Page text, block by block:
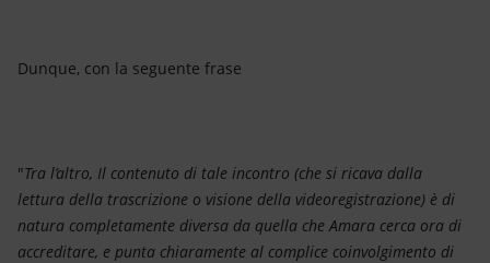
Dunque, con la seguente frase
"Tra l’altro, Il contenuto di tale incontro (che si ricava dalla
lettura della trascrizione o visione della videoregistrazione) è di
natura completamente diversa da quella che Amara cerca ora di
accreditare, e punta chiaramente al complice coinvolgimento di